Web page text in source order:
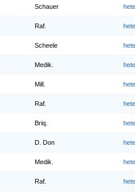
Schauer
Raf.
Scheele
Medik.
Mill.
Raf.
Briq.
D. Don
Medik.
Raf.